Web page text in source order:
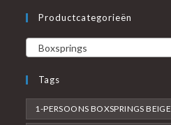
Productcategorieën
Boxsprings
Tags
1-PERSOONS BOXSPRINGS BEIGE